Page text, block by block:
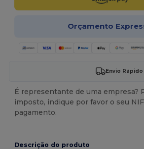
Orçamento
Envio Rápido
É representante de uma empresa?
imposto, indique por favor o seu
pagamento.
Descrição do produto